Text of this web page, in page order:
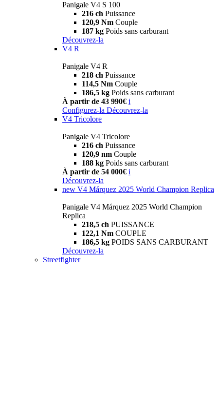
Panigale V4 S 100
216 ch Puissance
120,9 Nm Couple
187 kg Poids sans carburant
Découvrez-la
V4 R
Panigale V4 R
218 ch Puissance
114,5 Nm Couple
186,5 kg Poids sans carburant
À partir de 43 990€ i
Configurez-la Découvrez-la
V4 Tricolore
Panigale V4 Tricolore
216 ch Puissance
120,9 nm Couple
188 kg Poids sans carburant
À partir de 54 000€ i
Découvrez-la
new V4 Márquez 2025 World Champion Replica
Panigale V4 Márquez 2025 World Champion
Replica
218,5 ch PUISSANCE
122,1 Nm COUPLE
186,5 kg POIDS SANS CARBURANT
Découvrez-la
Streetfighter